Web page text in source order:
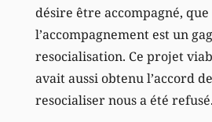
désire être accompagné, que
l’accompagnement est un
resocialisation. Ce projet
avait aussi obtenu l’accord
resocialiser nous a été refusé.